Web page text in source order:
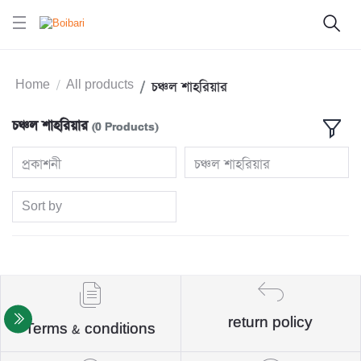
Home All products চঞ্চল শাহরিয়ার
চঞ্চল শাহরিয়ার (0 Products)
প্রকাশনী চঞ্চল শাহরিয়ার
Sort by
Terms & conditions return policy